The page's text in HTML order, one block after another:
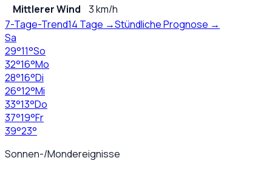
Mittlerer Wind
3 km/h
7-Tage-Trend14 Tage →Stündliche Prognose →
Sa
29°11°So
32°16°Mo
28°16°Di
26°12°Mi
33°13°Do
37°19°Fr
39°23°
Sonnen-/Mondereignisse